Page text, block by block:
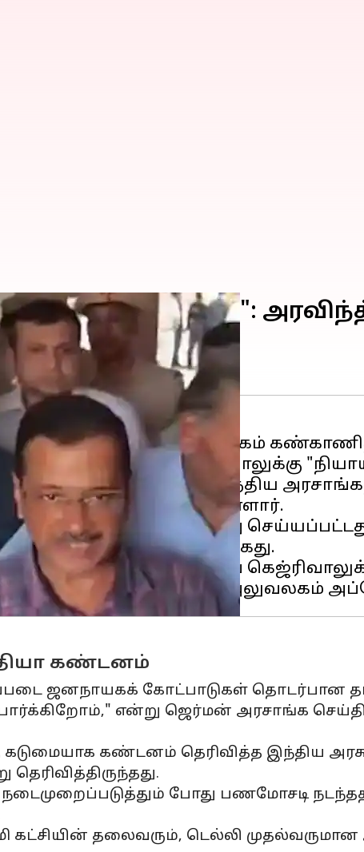
அரவிந்த்
அரவிந்த் கெஜ்ரிவாலுக்கு
வேண்டும் என்று இந்திய
தொடர்பாளர் தெரிவித்துள்ளார்.
கெஜ்ரிவால் கைது செய்யப்பட்டது
என்பது குறிப்பிடத்தக்கது.
குடிமகனைப் போலவே
கண்டனம்
ஜனநாயகக் கோட்பாடுகள் தொடர்பான
என்று ஜெர்மன் அரசாங்க
கண்டனம் தெரிவித்த இந்திய
போது பணமோசடி
தலைவரும், டெல்லி